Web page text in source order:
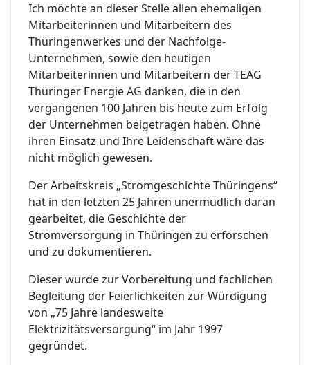
Ich möchte an dieser Stelle allen ehemaligen
Mitarbeiterinnen und Mitarbeitern des
Thüringenwerkes und der Nachfolge-
Unternehmen, sowie den heutigen
Mitarbeiterinnen und Mitarbeitern der TEAG
Thüringer Energie AG danken, die in den
vergangenen 100 Jahren bis heute zum Erfolg
der Unternehmen beigetragen haben. Ohne
ihren Einsatz und Ihre Leidenschaft wäre das
nicht möglich gewesen.
Der Arbeitskreis „Stromgeschichte Thüringens“
hat in den letzten 25 Jahren unermüdlich daran
gearbeitet, die Geschichte der
Stromversorgung in Thüringen zu erforschen
und zu dokumentieren.
Dieser wurde zur Vorbereitung und fachlichen
Begleitung der Feierlichkeiten zur Würdigung
von „75 Jahre landesweite
Elektrizitätsversorgung“ im Jahr 1997
gegründet.